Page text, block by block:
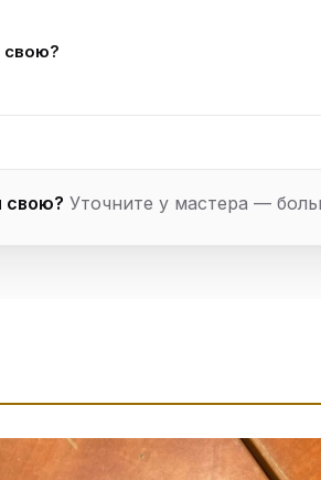
свою?
свою? Уточните у мастера —